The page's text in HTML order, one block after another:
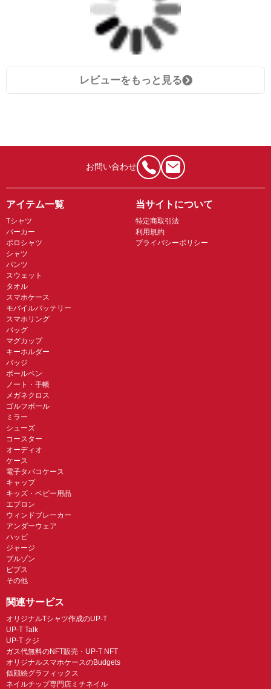
レビューをもっと見る
お問い合わせ
アイテム一覧
Tシャツ
パーカー
ポロシャツ
シャツ
パンツ
スウェット
タオル
スマホケース
モバイルバッテリー
スマホリング
バッグ
マグカップ
キーホルダー
バッジ
ボールペン
ノート・手帳
メガネクロス
ゴルフボール
ミラー
シューズ
コースター
オーディオ
ケース
電子タバコケース
キャップ
キッズ・ベビー用品
エプロン
ウィンドブレーカー
アンダーウェア
ハッピ
ジャージ
ブルゾン
ビブス
その他
当サイトについて
特定商取引法
利用規約
プライバシーポリシー
関連サービス
オリジナルTシャツ作成のUP-T
UP-T Talk
UP-T クジ
ガス代無料のNFT販売・UP-T NFT
オリジナルスマホケースのBudgets
似顔絵グラフィックス
ネイルチップ専門店ミチネイル